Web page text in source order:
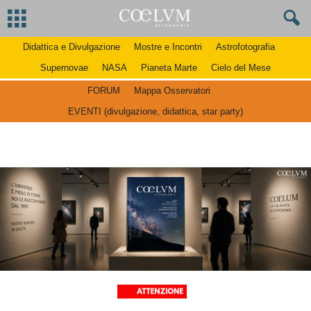
Didattica e Divulgazione Mostre e Incontri
Astrofotografia
Supernovae
NASA Pianeta Marte Cielo del Mese
FORUM
Mappa Osservatori
EVENTI (divulgazione, didattica, star party)